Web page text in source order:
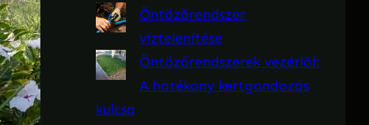
Öntözőrendszer
víztelenítése
Öntözőrendszerek vezérlői:
A hatékony kertgondozás
kulcsa